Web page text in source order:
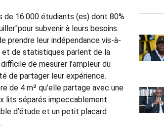
de 16.000 étudiants (es) dont 80%
subvenir à leurs besoins.
prendre leur indépendance vis-à-
et de statistiques parlent de la
de mesurer l’ampleur du
de partager leur expérience.
de 4 m² qu’elle partage avec une
lits séparés impeccablement
d’étude et un petit placard